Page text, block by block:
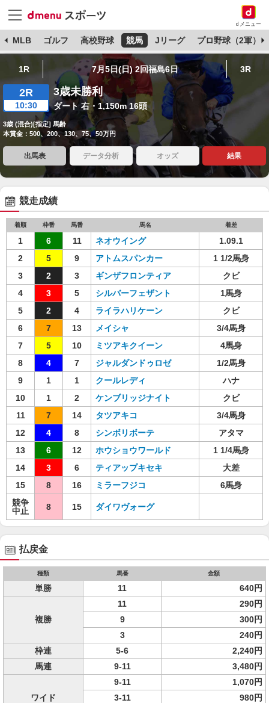
dメニュー
MLB ゴルフ 高校野球 競馬 Jリーグ プロ野球（2軍）
1R 7月5日(日) 2回福島6日 3R
2R
10:30
3歳未勝利
ダート 右・1,150m 16頭
3歳 (混合)[指定] 馬齢
本賞金：500、200、130、75、50万円
出馬表 データ分析 オッズ 結果
競走成績
着順 枠番 馬番 馬名 着差
1 6 11 ネオウイング
1.09.1
2
5 9 アトムスパンカー
1 1/2馬身
3
2 3 ギンザフロンティア
クビ
4
3 5 シルバーフェザント
1馬身
5
2 4 ライラハリケーン
クビ
6
7 13 メイシャ
3/4馬身
7
5 10 ミツアキクイーン
4馬身
8
4 7 ジャルダンドゥロゼ
1/2馬身
9
1 1 クールレディ
ハナ
10
1 2 ケンブリッジナイト
クビ
11
7 14 タツアキコ
3/4馬身
12
4 8 シンボリボーテ
アタマ
13
6 12 ホウショウワールド
1 1/4馬身
14
3 6 ティアップキセキ
大差
15
8 16 ミラーフジコ
6馬身
競争
中止
8 15 ダイワヴォーグ
払戻金
種類 馬番 金額
単勝 11 640円
複勝
11
290円
9
300円
3
240円
枠連
5-6
2,240円
馬連
9-11 3,480円
ワイド
9-11
1,070円
3-11
980円